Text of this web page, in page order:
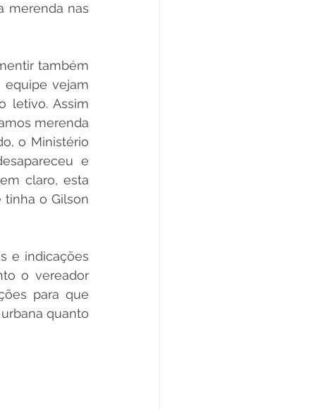
merenda nas
também
equipe vejam
letivo. Assim
merenda
o Ministério
e
claro, esta
tinha o Gilson
e indicações
o vereador
para que
quanto